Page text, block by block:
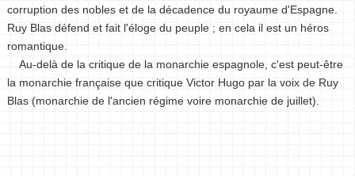
corruption des nobles et de la décadence du royaume d'Espagne.
Ruy Blas défend et fait l'éloge du peuple ; en cela il est un héros
romantique.
Au-delà de la critique de la monarchie espagnole, c'est peut-être
la monarchie française que critique Victor Hugo par la voix de Ruy
Blas (monarchie de l'ancien régime voire monarchie de juillet).